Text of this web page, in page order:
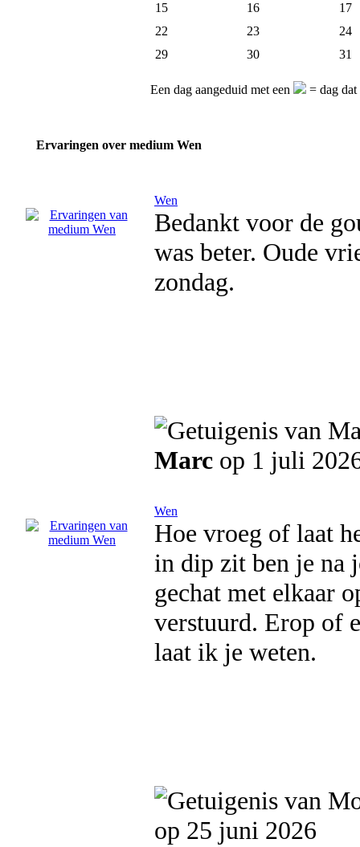
15
16
17
22
23
24
29
30 31
Een dag aangeduid met een = dag dat
Ervaringen over medium Wen
Wen
Bedankt voor de
was beter. Oude
zondag.
Marc op 1 juli
Wen
Hoe vroeg of laat
in dip zit ben je na
gechat met elkaar
verstuurd. Erop of
laat ik je weten.
op 25 juni 2026